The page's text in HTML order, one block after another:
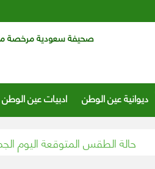
صحيفة سعودية مرخصة من
ديوانية عين الوطن ادبيات عين الوطن
حالة الطقس المتوقعة اليوم الجمعة